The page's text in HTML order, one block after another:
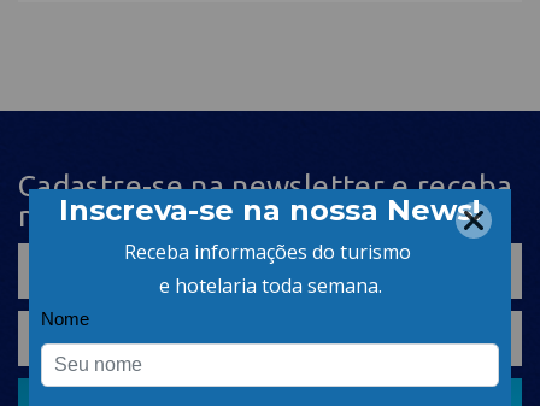
Cadastre-se na newsletter e receba
nosso conteúdo em seu e-mail